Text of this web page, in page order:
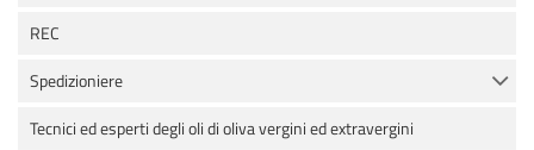
REC
Spedizioniere
Tecnici ed esperti degli oli di oliva vergini ed extravergini